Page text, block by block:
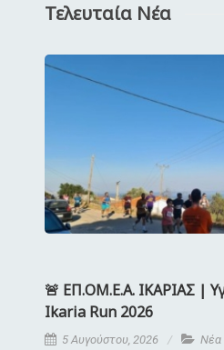
Τελευταία Νέα
🚨 ΕΠ.ΟΜ.Ε.Α. ΙΚΑΡΙΑΣ |
Ikaria Run 2026
5 Αυγούστου, 2026 Νέα